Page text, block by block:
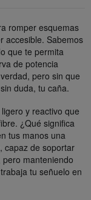
romper esquemas
accesible. Sabemos
que te permita
de potencia
pero sin que
duda, tu caña.
y reactivo que
¿Qué significa
tus manos una
capaz de soportar
manteniendo
tu señuelo en